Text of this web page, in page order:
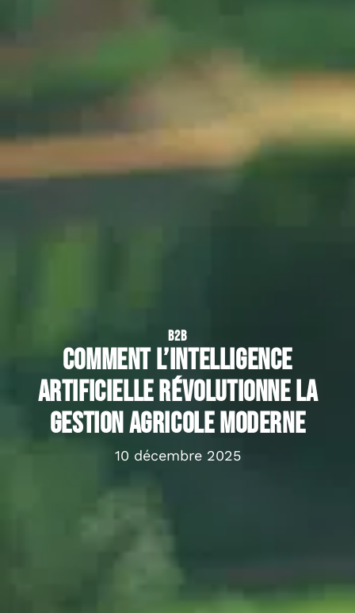
B2B
Comment l’intelligence
artificielle révolutionne la
gestion agricole moderne
10 décembre 2025